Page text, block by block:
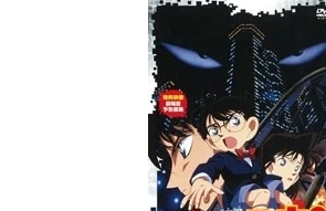
声優記
実写化
今期アニメ曜日別一覧
夏ア